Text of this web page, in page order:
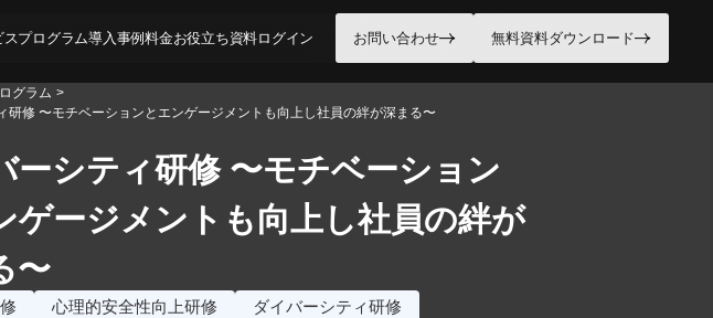
スプログラム導入事例料金お役立ち資料ログイン お問い合わせ 無料資料ダウンロード
グラム >
研修 〜モチベーションとエンゲージメントも向上し社員の絆が深まる〜
ーシティ研修 〜モチベーション
ゲージメントも向上し社員の絆が
〜
心理的安全性向上研修 ダイバーシティ研修